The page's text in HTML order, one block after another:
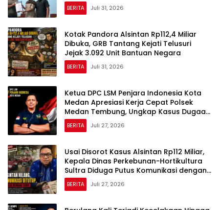
BERITA Juli 31, 2026
Kotak Pandora Alsintan Rp112,4 Miliar
Dibuka, GRB Tantang Kejati Telusuri
Jejak 3.092 Unit Bantuan Negara
BERITA Juli 31, 2026
Ketua DPC LSM Penjara Indonesia Kota
Medan Apresiasi Kerja Cepat Polsek
Medan Tembung, Ungkap Kasus Dugaan
Pemerasan
BERITA Juli 27, 2026
Usai Disorot Kasus Alsintan Rp112 Miliar,
Kepala Dinas Perkebunan-Hortikultura
Sultra Diduga Putus Komunikasi dengan
Media
BERITA Juli 27, 2026